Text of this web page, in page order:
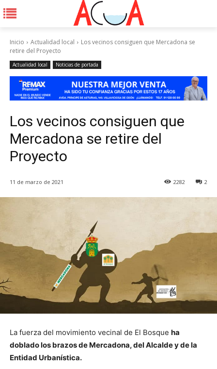
Inicio Actualidad local
Los vecinos consiguen que Mercadona se
retire del Proyecto
Actualidad local Noticias de portada
Los vecinos consiguen que
Mercadona se retire del
Proyecto
11 de marzo de 2021 2
2282
La fuerza del movimiento vecinal de El Bosque ha
doblado los brazos de Mercadona, del Alcalde y de la
Entidad Urbanística.